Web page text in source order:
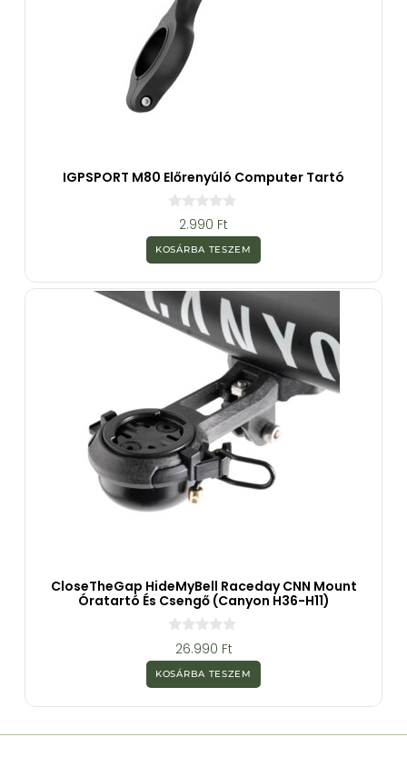
IGPSPORT M80 Előrenyúló Computer Tartó
z
5
b
ő
l
2.990 Ft
KOSÁRBA TESZEM
CloseTheGap HideMyBell Raceday CNN Mount
Óratartó És Csengő (Canyon H36-H11)
z
5
b
l
26.990 Ft
KOSÁRBA TESZEM